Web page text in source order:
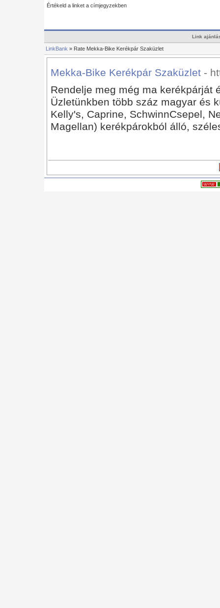
Értékeld a linket a címjegyzekben
Link
LinkBank » Rate Mekka-Bike Kerékpár Szaküzlet
Mekka-Bike Kerékpár Szaküzlet -
Rendelje meg még ma kerékpárját
Üzletünkben több száz magyar és
Kelly's, Caprine, SchwinnCsepel,
Magellan) kerékpárokból álló,